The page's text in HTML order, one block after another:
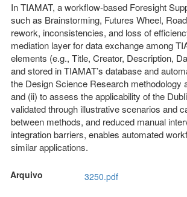
In TIAMAT, a workflow-based Foresight
such as Brainstorming, Futures Wheel,
rework, inconsistencies, and loss of
mediation layer for data exchange among
elements (e.g., Title, Creator, Description,
and stored in TIAMAT’s database and
the Design Science Research methodology
and (ii) to assess the applicability of the
validated through illustrative scenarios and
between methods, and reduced manual
integration barriers, enables automated
similar applications.
Arquivo 3250.pdf